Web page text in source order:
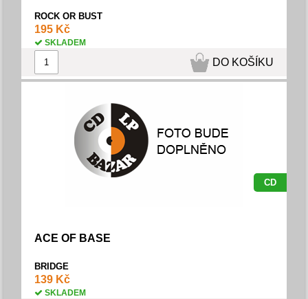
ROCK OR BUST
195 Kč
SKLADEM
DO KOŠÍKU
CD
ACE OF BASE
BRIDGE
139 Kč
SKLADEM